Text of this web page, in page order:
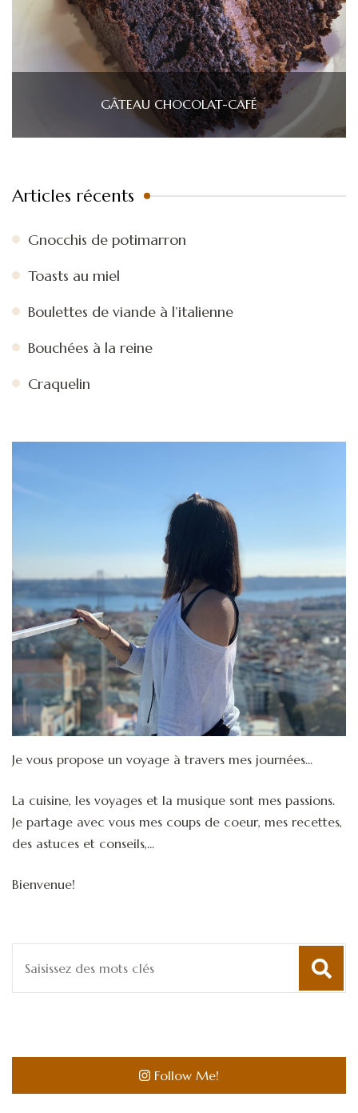
GÂTEAU CHOCOLAT-CAFÉ
Articles récents
Gnocchis de potimarron
Toasts au miel
Boulettes de viande à l’italienne
Bouchées à la reine
Craquelin
Je vous propose un voyage à travers mes journées...
La cuisine, les voyages et la musique sont mes passions.
Je partage avec vous mes coups de coeur, mes recettes,
des astuces et conseils,...
Bienvenue!
pour
:
Follow Me!